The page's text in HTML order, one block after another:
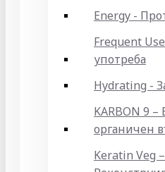
Energy -
Frequent
употреба
Hydrating -
KARBON 9 –
органичен
Keratin Veg –